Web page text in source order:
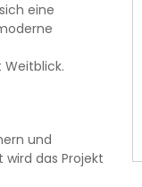
eine
und
wird das Projekt